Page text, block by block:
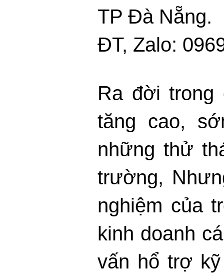
TP Đà Nẵng.
ĐT, Zalo:
Ra đời trong
tăng cao,
những thử
trường,
nghiệm của
kinh doanh
vấn hổ trợ